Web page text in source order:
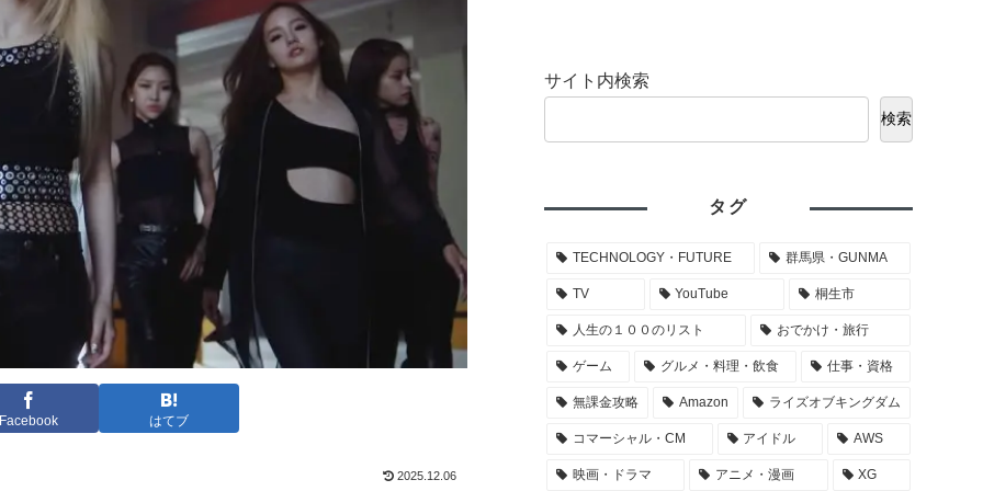
Facebook はてブ
2025.12.06
サイト内検索
検索
タグ
TECHNOLOGY・FUTURE 群馬県・GUNMA
TV YouTube 桐生市
人生の１００のリスト おでかけ・旅行
ゲーム グルメ・料理・飲食 仕事・資格
無課金攻略 Amazon ライズオブキングダム
コマーシャル・CM アイドル AWS
映画・ドラマ アニメ・漫画 XG